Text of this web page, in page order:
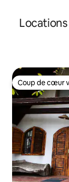
Coup de cœur
Coup de cœur